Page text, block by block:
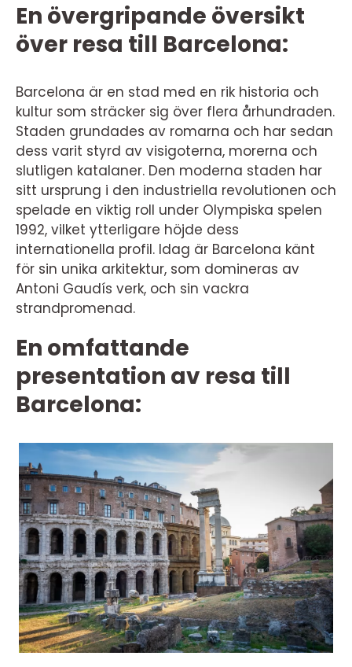
En övergripande översikt
över resa till Barcelona:
Barcelona är en stad med en rik historia och
kultur som sträcker sig över flera århundraden.
Staden grundades av romarna och har sedan
dess varit styrd av visigoterna, morerna och
slutligen katalaner. Den moderna staden har
sitt ursprung i den industriella revolutionen och
spelade en viktig roll under Olympiska spelen
1992, vilket ytterligare höjde dess
internationella profil. Idag är Barcelona känt
för sin unika arkitektur, som domineras av
Antoni Gaudís verk, och sin vackra
strandpromenad.
En omfattande
presentation av resa till
Barcelona: